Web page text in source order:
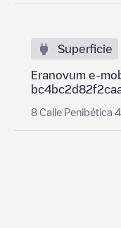
Superficie
Eranovum e-
8 Calle Penibética